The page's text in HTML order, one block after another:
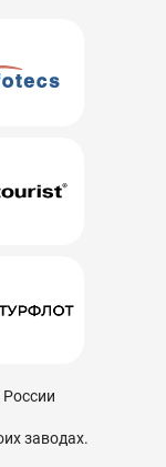
заводах.